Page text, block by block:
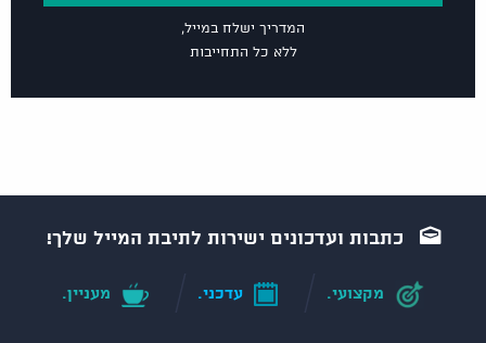
המדריך ישלח במייל,
ללא כל התחייבות
כתבות ועדכונים ישירות לתיבת המייל שלך!
מקצועי. עדכני. מעניין.